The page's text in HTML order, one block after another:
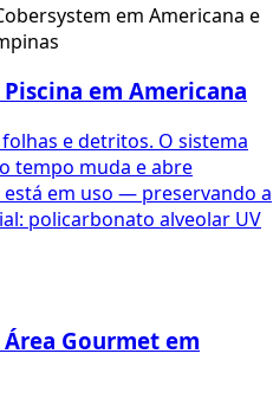
em Americana e
em Americana
e detritos. O sistema
tempo muda e abre
em uso — preservando a
policarbonato alveolar UV
Gourmet em